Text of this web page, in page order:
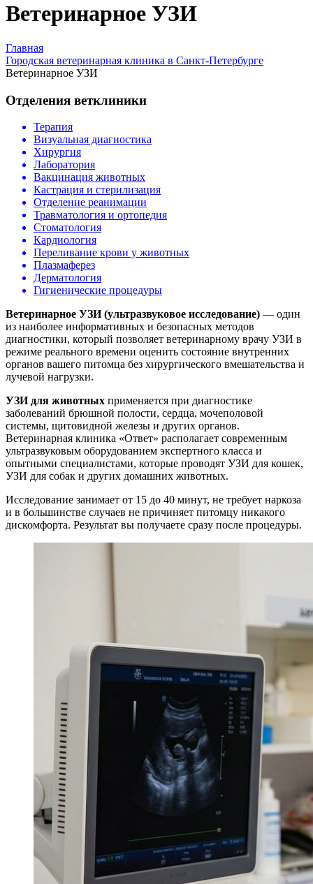
Ветеринарное УЗИ
Главная
Городская ветеринарная клиника в Санкт-Петербурге
Ветеринарное УЗИ
Отделения ветклиники
Терапия
Визуальная диагностика
Хирургия
Лаборатория
Вакцинация животных
Кастрация и стерилизация
Отделение реанимации
Травматология и ортопедия
Стоматология
Кардиология
Переливание крови у животных
Плазмаферез
Дерматология
Гигиенические процедуры
Ветеринарное УЗИ (ультразвуковое исследование) — один
из наиболее информативных и безопасных методов
диагностики, который позволяет ветеринарному врачу УЗИ в
режиме реального времени оценить состояние внутренних
органов вашего питомца без хирургического вмешательства и
лучевой нагрузки.
УЗИ для животных применяется при диагностике
заболеваний брюшной полости, сердца, мочеполовой
системы, щитовидной железы и других органов.
Ветеринарная клиника «Ответ» располагает современным
ультразвуковым оборудованием экспертного класса и
опытными специалистами, которые проводят УЗИ для кошек,
УЗИ для собак и других домашних животных.
Исследование занимает от 15 до 40 минут, не требует наркоза
и в большинстве случаев не причиняет питомцу никакого
дискомфорта. Результат вы получаете сразу после процедуры.